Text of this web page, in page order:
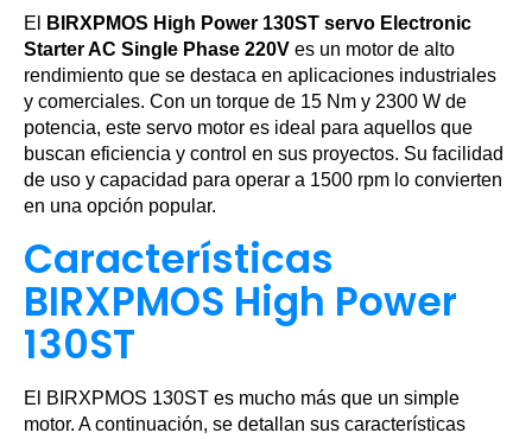
El
BIRXPMOS High Power 130ST servo Electronic
Starter AC Single Phase 220V es un motor de alto
rendimiento que se destaca en aplicaciones industriales
y comerciales. Con un torque de 15 Nm y 2300 W de
potencia, este servo motor es ideal para aquellos que
buscan eficiencia y control en sus proyectos. Su facilidad
de uso y capacidad para operar a 1500 rpm lo convierten
en una opción popular.
Características
BIRXPMOS High Power
130ST
El BIRXPMOS 130ST es mucho más que un simple
motor. A continuación, se detallan sus características